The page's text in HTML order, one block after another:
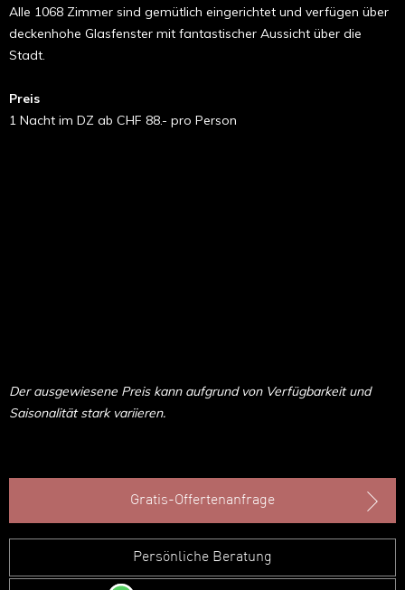
Alle 1068 Zimmer sind gemütlich eingerichtet und verfügen über
deckenhohe Glasfenster mit fantastischer Aussicht über die
Stadt.
Preis
1 Nacht im DZ ab CHF 88.- pro Person
Der ausgewiesene Preis kann aufgrund von Verfügbarkeit und
Saisonalität stark variieren.
Gratis-Offertenanfrage
Persönliche Beratung